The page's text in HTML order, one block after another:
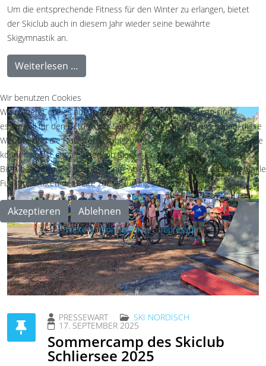
Um die entsprechende Fitness für den Winter zu erlangen, bietet
der Skiclub auch in diesem Jahr wieder seine bewährte
Skigymnastik an.
Weiterlesen …
PRESSEWART SKI NORDISCH
17. SEPTEMBER 2025
Sommercamp des Skiclub
Schliersee 2025
Wir benutzen Cookies
Wir nutzen Cookies auf unserer Website. Einige von ihnen sind
essenziell für den Betrieb der Seite, während andere uns helfen, diese
Website und die Nutzererfahrung zu verbessern (Tracking Cookies). Sie
können selbst entscheiden, ob Sie die Cookies zulassen möchten.
Bitte beachten Sie, dass bei einer Ablehnung womöglich nicht mehr alle
Funktionalitäten der Seite zur Verfügung stehen.
Akzeptieren Ablehnen
Weitere Informationen|Impressum